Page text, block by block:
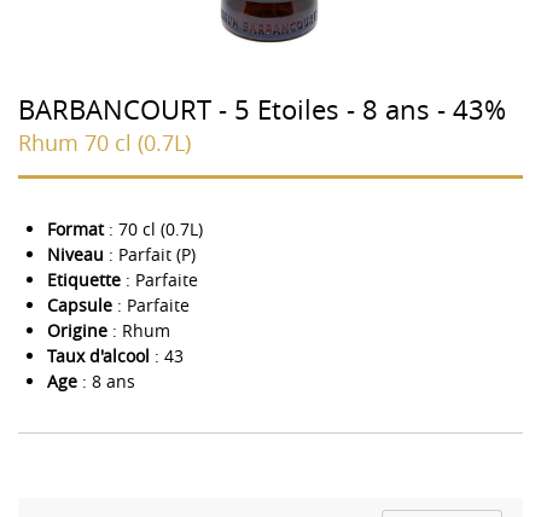
BARBANCOURT - 5 Etoiles - 8 ans - 43%
Rhum 70 cl (0.7L)
Format: 70 cl (0.7L)
Niveau : Parfait (P)
Etiquette : Parfaite
Capsule : Parfaite
Origine : Rhum
Taux d'alcool : 43
Age : 8 ans